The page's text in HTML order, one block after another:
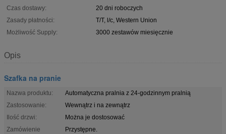
Czas dostawy:
20 dni roboczych
Zasady płatności:
T/T, l/c, Western Union
Możliwość Supply:
3000 zestawów miesięcznie
Opis
Szafka na pranie
Nazwa produktu:
Automatyczna pralnia z 24-godzinnym pralnią
Zastosowanie:
Wewnątrz i na zewnątrz
Ilość drzwi:
Można je dostosować
Zamówienie
Przystępne.